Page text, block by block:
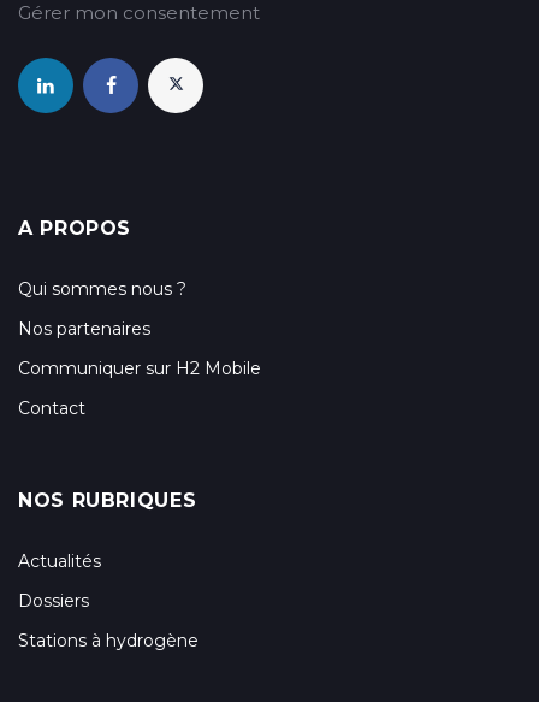
Gérer mon consentement
A PROPOS
Qui sommes nous ?
Nos partenaires
Communiquer sur H2 Mobile
Contact
NOS RUBRIQUES
Actualités
Dossiers
Stations à hydrogène